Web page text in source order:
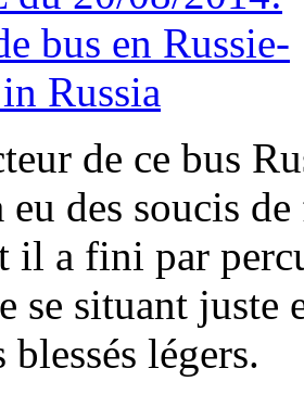
de ce bus
des soucis
il a fini par
se situant
blessés légers.